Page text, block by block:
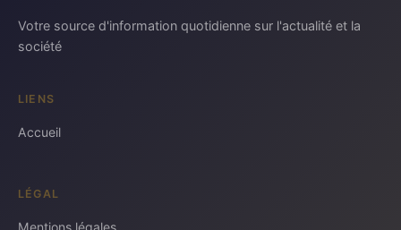
Votre source d'information quotidienne sur l'actualité et la
société
LIENS
Accueil
LÉGAL